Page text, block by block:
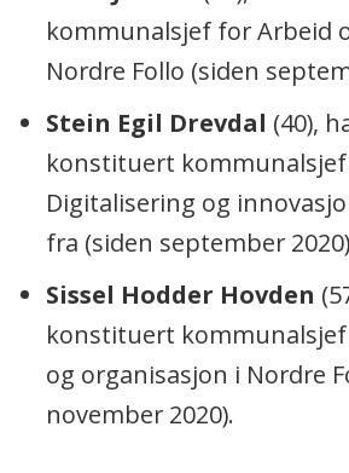
kommunalsjef for Arbeid
Nordre Follo (siden
Stein Egil Drevdal (40),
konstituert
Digitalisering og
fra (siden september
Sissel Hodder Hovden
konstituert
og organisasjon i Nordre
november 2020).